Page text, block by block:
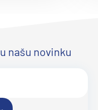
našu novinku